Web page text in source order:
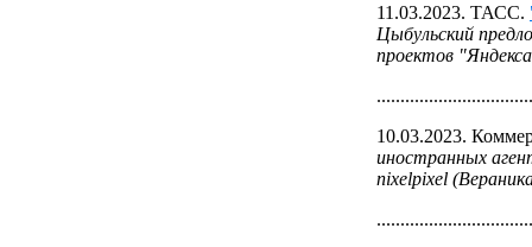
11.03.2023. ТАСС.
Цыбульский
проектов
10.03.2023.
иностранных
nixelpixel